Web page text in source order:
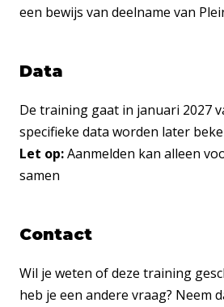
een bewijs van deelname van
Data
De training gaat in januari 2027
specifieke data worden later
Let op:Aanmelden kan alleen
samen
Contact
Wil je weten of deze training
heb je een andere vraag? Neem